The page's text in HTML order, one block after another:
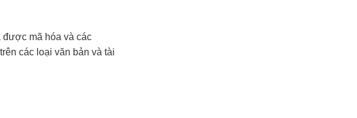
được mã hóa và các
các loại văn bản và tài